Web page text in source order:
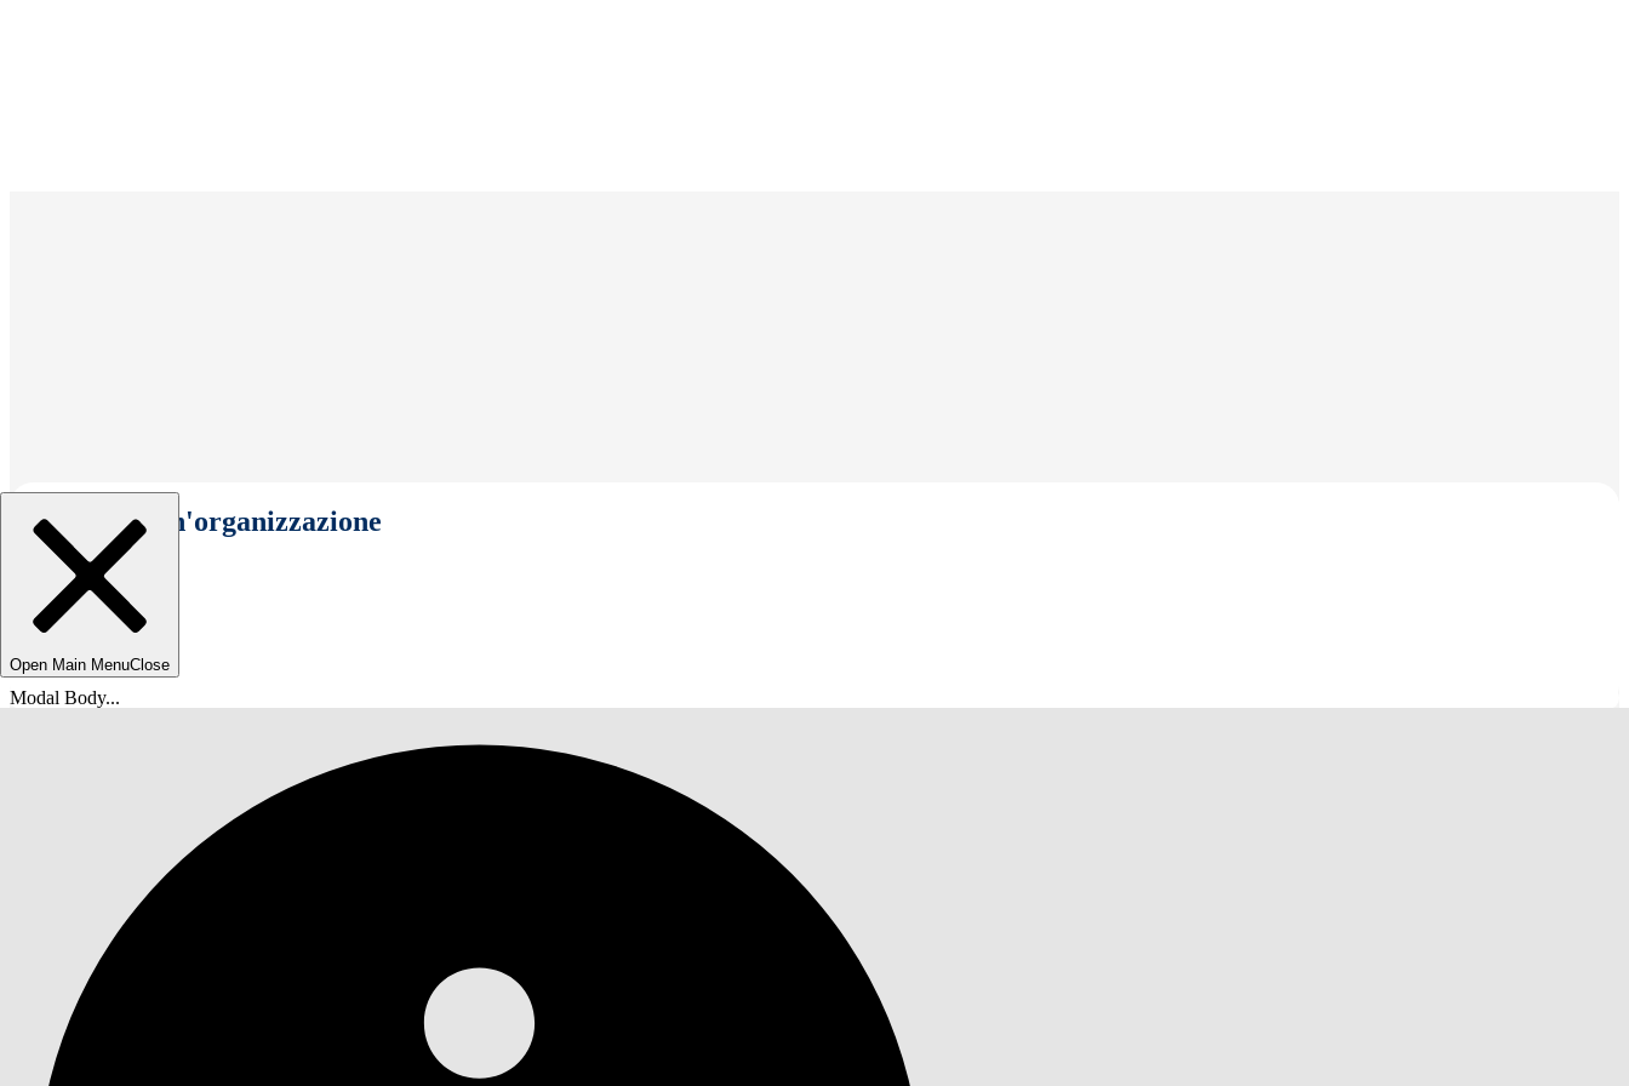
Seleziona un'organizzazione
Open Main MenuClose
Modal Body...
Ti trovi qui: